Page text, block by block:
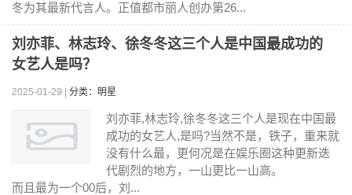
冬为其最新代言人。正值都市丽人创办第26...
刘亦菲、林志玲、徐冬冬这三个人是中国最成功的
女艺人是吗？
2025-01-29 | 分类：明星
刘亦菲,林志玲,徐冬冬这三个人是现在中国最
成功的女艺人,是吗?当然不是，铁子，重来就
没有什么最，更何况是在娱乐圈这种更新迭
代剧烈的地方，一山更比一山高。
而且最为一个00后，刘...